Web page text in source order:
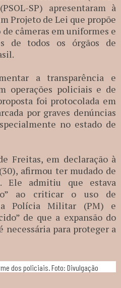
SP) apresentaram à
Projeto de Lei que propõe
câmeras em uniformes e
de todos os órgãos de
a transparência e
operações policiais e de
foi protocolada em
por graves denúncias
no estado de
Freitas, em declaração à
afirmou ter mudado de
Ele admitiu que estava
ao criticar o uso de
Polícia Militar (PM) e
de que a expansão do
necessária para proteger a
dos policiais. Foto: Divulgação